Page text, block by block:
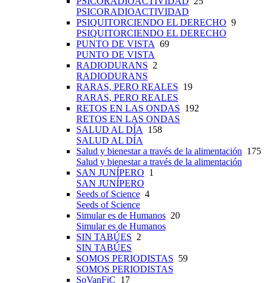
PSICORADIOACTIVIDAD
PSIQUITORCIENDO EL DERECHO 9
PSIQUITORCIENDO EL DERECHO
PUNTO DE VISTA 69
PUNTO DE VISTA
RADIODURANS 2
RADIODURANS
RARAS, PERO REALES 19
RARAS, PERO REALES
RETOS EN LAS ONDAS 192
RETOS EN LAS ONDAS
SALUD AL DÍA
158
SALUD AL DÍA
Salud y bienestar a través de la alimentación 175
Salud y bienestar a través de la alimentación
SAN JUNÍPERO 1
SAN JUNÍPERO
Seeds of Science 4
Seeds of Science
Simular es de Humanos 20
Simular es de Humanos
SIN TABÚES 2
SIN TABÚES
SOMOS PERIODISTAS 59
SOMOS PERIODISTAS
SoVanFiC 17